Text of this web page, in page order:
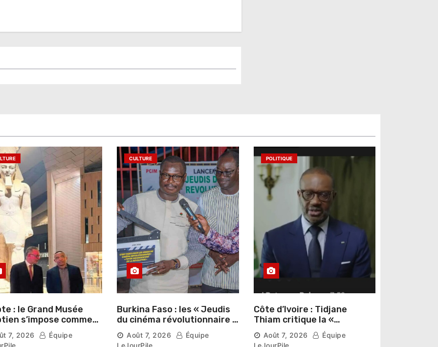
: le Grand Musée
s’impose comme
du patrimoine
auprès des
7, 2026
Équipe
CULTURE
Burkina Faso : les « Jeudis
du cinéma révolutionnaire »
lancés au Mémorial Thomas
Sankara
Août 7, 2026
Équipe
LeJourPile
POLITIQUE
Côte d’Ivoire : Tidjane
Thiam critique la «
judiciarisation » de la
politique et appelle à
Août 7, 2026
Équipe
LeJourPile